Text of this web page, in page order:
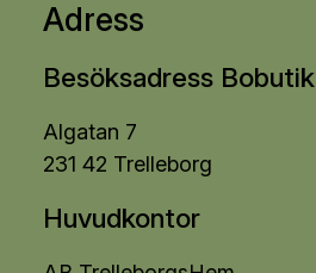
Adress
Besöksadress Bobutik
Algatan 7
231 42 Trelleborg
Huvudkontor